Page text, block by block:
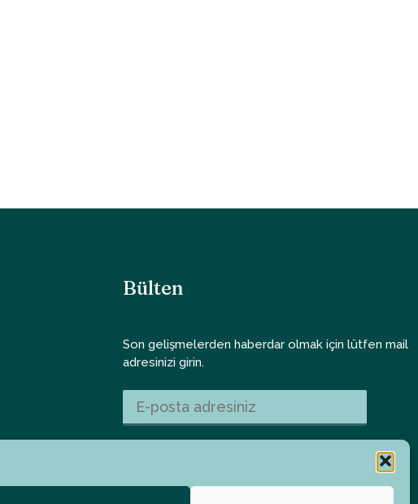
Bülten
Son gelişmelerden haberdar olmak için lütfen mail
adresinizi girin.